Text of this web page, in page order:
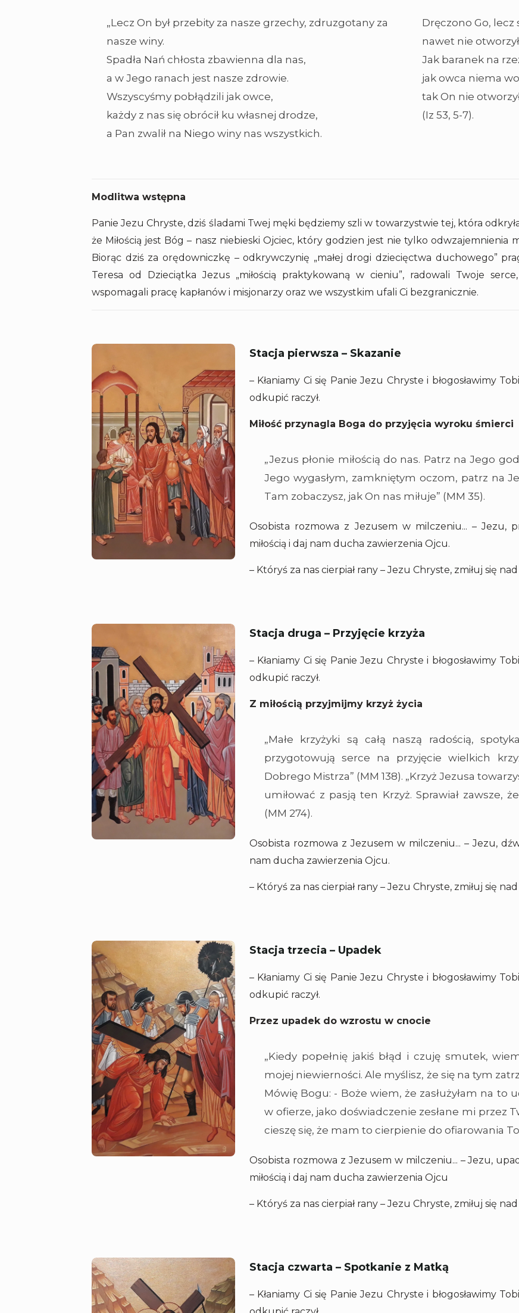
„Lecz On był przebity za nasze grzechy, zdruzgotany za
nasze winy.
Spadła Nań chłosta zbawienna dla nas,
a w Jego ranach jest nasze zdrowie.
Wszyscyśmy pobłądzili jak owce,
każdy z nas się obrócił ku własnej drodze,
a Pan zwalił na Niego winy nas wszystkich.
Dręczono Go, lecz
nawet nie
Jak baranek na
jak owca niema
tak On nie
(Iz 53, 5-7).
Modlitwa wstępna
Panie Jezu Chryste, dziś śladami Twej męki będziemy szli w towarzystwie tej, która
że Miłością jest Bóg – nasz niebieski Ojciec, który godzien jest nie tylko odwzajemnienia
Biorąc dziś za orędowniczkę – odkrywczynię „małej drogi dziecięctwa duchowego”
Teresa od Dzieciątka Jezus „miłością praktykowaną w cieniu”, radowali Twoje
wspomagali pracę kapłanów i misjonarzy oraz we wszystkim ufali Ci bezgranicznie.
Stacja pierwsza – Skazanie
– Kłaniamy Ci się Panie Jezu Chryste i błogosławimy
odkupić raczył.
Miłość przynagla Boga do przyjęcia wyroku śmierci
„Jezus płonie miłością do nas. Patrz na Jego
Jego wygasłym, zamkniętym oczom, patrz na
Tam zobaczysz, jak On nas miłuje” (MM 35).
Osobista rozmowa z Jezusem w milczeniu... – Jezu,
miłością i daj nam ducha zawierzenia Ojcu.
– Któryś za nas cierpiał rany – Jezu Chryste, zmiłuj się
Stacja druga – Przyjęcie krzyża
– Kłaniamy Ci się Panie Jezu Chryste i błogosławimy
odkupić raczył.
Z miłością przyjmijmy krzyż życia
„Małe krzyżyki są całą naszą radością,
przygotowują serce na przyjęcie wielkich
Dobrego Mistrza” (MM 138). „Krzyż Jezusa
umiłować z pasją ten Krzyż. Sprawiał zawsze,
(MM 274).
Osobista rozmowa z Jezusem w milczeniu... – Jezu,
nam ducha zawierzenia Ojcu.
– Któryś za nas cierpiał rany – Jezu Chryste, zmiłuj się
Stacja trzecia – Upadek
– Kłaniamy Ci się Panie Jezu Chryste i błogosławimy
odkupić raczył.
Przez upadek do wzrostu w cnocie
„Kiedy popełnię jakiś błąd i czuję smutek,
mojej niewierności. Ale myślisz, że się na tym
Mówię Bogu: - Boże wiem, że zasłużyłam na to
w ofierze, jako doświadczenie zesłane mi przez
cieszę się, że mam to cierpienie do ofiarowania
Osobista rozmowa z Jezusem w milczeniu... – Jezu,
miłością i daj nam ducha zawierzenia Ojcu
– Któryś za nas cierpiał rany – Jezu Chryste, zmiłuj się
Stacja czwarta – Spotkanie z Matką
– Kłaniamy Ci się Panie Jezu Chryste i błogosławimy